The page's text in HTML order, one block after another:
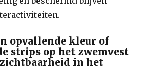
opvallende kleur of
strips op het zwemvest
in het